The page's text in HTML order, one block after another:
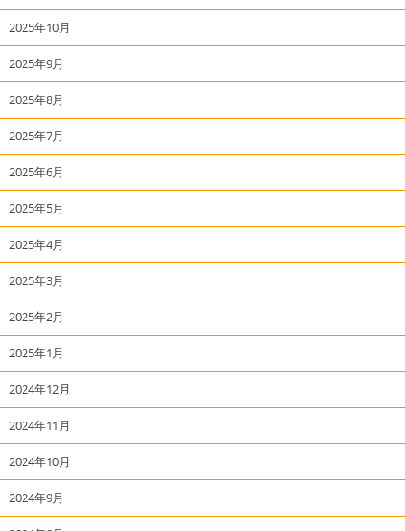
2025年10月
2025年9月
2025年8月
2025年7月
2025年6月
2025年5月
2025年4月
2025年3月
2025年2月
2025年1月
2024年12月
2024年11月
2024年10月
2024年9月